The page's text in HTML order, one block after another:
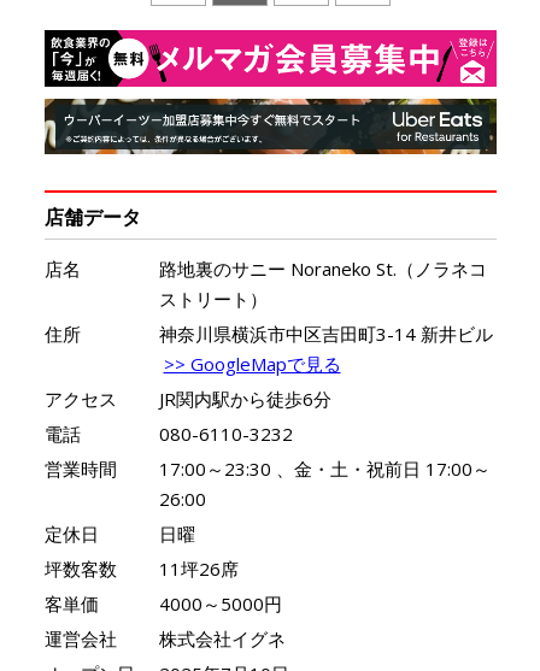
店舗データ
店名
路地裏のサニー Noraneko St.（ノラネコ
ストリート）
住所
神奈川県横浜市中区吉田町3-14 新井ビル
>> GoogleMapで見る
アクセス
JR関内駅から徒歩6分
電話
080-6110-3232
営業時間
17:00～23:30 、金・土・祝前日 17:00～
26:00
定休日
日曜
坪数客数
11坪26席
客単価
4000～5000円
運営会社
株式会社イグネ